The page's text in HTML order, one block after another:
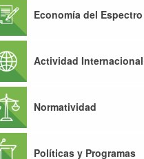
Economía del Espectro
Actividad Internacional
Normatividad
Políticas y Programas